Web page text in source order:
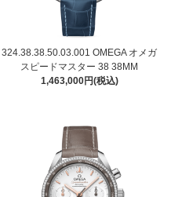
324.38.38.50.03.001 OMEGA オメガ
スピードマスター 38 38MM
1,463,000円(税込)